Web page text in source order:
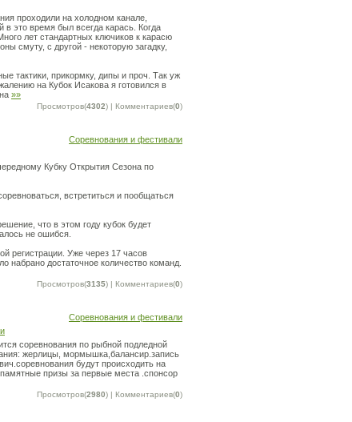
проходили на холодном канале,
это время был всегда карась. Когда
лет стандартных ключиков к карасю
смуту, с другой - некоторую загадку,
тактики, прикормку, дипы и проч. Так уж
на Кубок Исакова я готовился в
»»
Просмотров(4302) | Комментариев(0)
Соревнования и фестивали
Кубку Открытия Сезона по
встретиться и пообщаться
что в этом году кубок будет
не ошибся.
регистрации. Уже через 17 часов
набрано достаточное количество команд.
Просмотров(3135) | Комментариев(0)
Соревнования и фестивали
соревнования по рыбной подледной
жерлицы, мормышка,балансир.запись
будут происходить на
призы за первые места .спонсор
Просмотров(2980) | Комментариев(0)